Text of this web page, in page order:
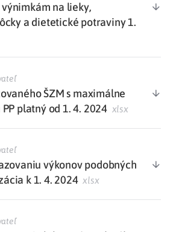
na lieky,
a dietetické potraviny 1.
ŠZM s maximálne
platný od 1. 4. 2024 xlsx
výkonov podobných
k 1. 4. 2024xlsx